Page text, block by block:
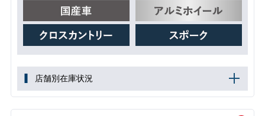
店舗別在庫状況